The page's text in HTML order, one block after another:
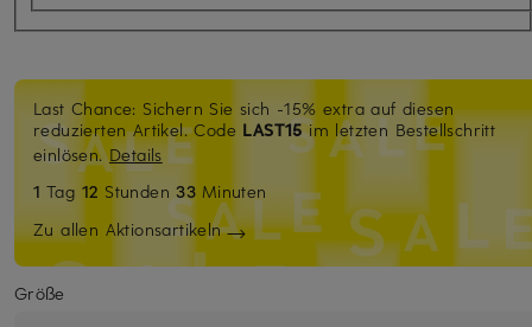
Last Chance: Sichern Sie sich -15% extra auf diesen
reduzierten Artikel. Code LAST15im letzten Bestellschritt
einlösen.Details
1 Tag 12 Stunden33 Minuten
Zu allen Aktionsartikeln
Größe